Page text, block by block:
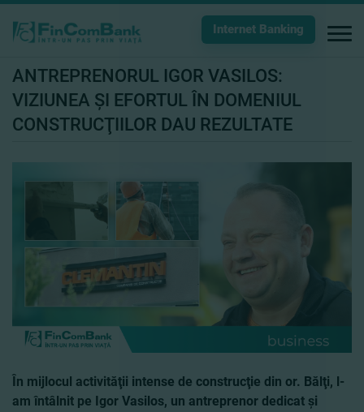
Internet Banking
ANTREPRENORUL IGOR VASILOS:
VIZIUNEA ŞI EFORTUL ÎN DOMENIUL
CONSTRUCŢIILOR DAU REZULTATE
În mijlocul activităţii intense de construcţie din or. Bălţi, l-
am întâlnit pe Igor Vasilos, un antreprenor dedicat şi